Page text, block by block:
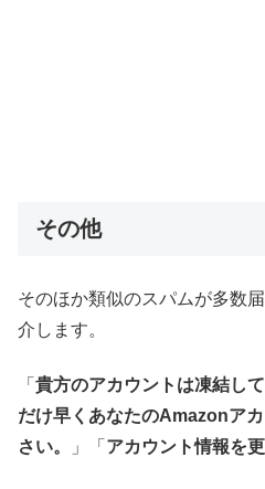
その他
そのほか類似のスパムが多数
介します。
「 貴方のアカウントは凍結して
だけ早くあなたのAmazonア
さい。
」「 アカウント情報を